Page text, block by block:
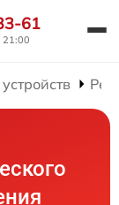
61
21:00